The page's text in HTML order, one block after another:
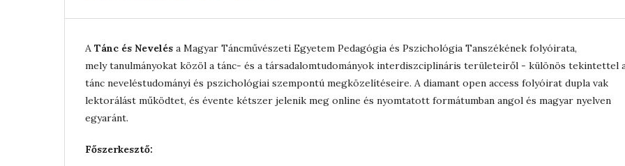
A Tánc és Nevelés a Magyar Táncművészeti Egyetem Pedagógia és Pszichológia Tanszékének folyóirata,
mely tanulmányokat közöl a tánc- és a társadalomtudományok interdiszciplináris területeiről - különös tekintettel
tánc neveléstudományi és pszichológiai szempontú megközelítéseire. A diamant open access folyóirat dupla vak
lektorálást működtet, és évente kétszer jelenik meg online és nyomtatott formátumban angol és magyar nyelven
egyaránt.
Főszerkesztő: